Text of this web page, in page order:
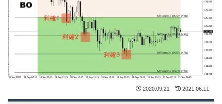
2020.09.21 2021.06.11